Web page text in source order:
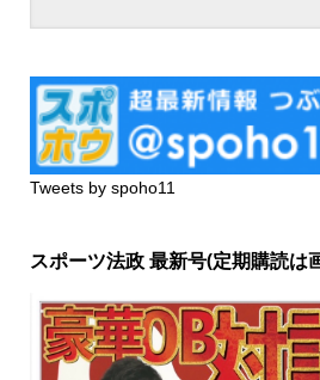
Tweets by spoho11
スポーツ法政 最新号(定期購読は